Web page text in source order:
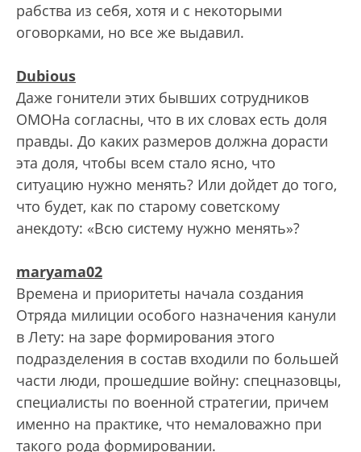
рабства из себя, хотя и с некоторыми
оговорками, но все же выдавил.
Dubious
Даже гонители этих бывших сотрудников
ОМОНа согласны, что в их словах есть доля
правды. До каких размеров должна дорасти
эта доля, чтобы всем стало ясно, что
ситуацию нужно менять? Или дойдет до того,
что будет, как по старому советскому
анекдоту: «Всю систему нужно менять»?
maryama02
Времена и приоритеты начала создания
Отряда милиции особого назначения канули
в Лету: на заре формирования этого
подразделения в состав входили по большей
части люди, прошедшие войну: спецназовцы,
специалисты по военной стратегии, причем
именно на практике, что немаловажно при
такого рода формировании.